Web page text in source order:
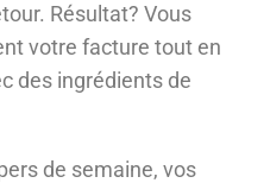
Résultat? Vous
votre facture tout en
des ingrédients de
de semaine, vos